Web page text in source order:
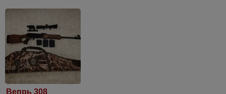
Вепрь 308